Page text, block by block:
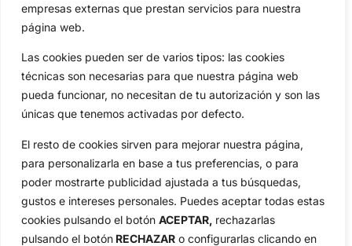
empresas externas que prestan servicios para nuestra
página web.
Las cookies pueden ser de varios tipos: las cookies
técnicas son necesarias para que nuestra página web
pueda funcionar, no necesitan de tu autorización y son las
únicas que tenemos activadas por defecto.
El resto de cookies sirven para mejorar nuestra página,
para personalizarla en base a tus preferencias, o para
poder mostrarte publicidad ajustada a tus búsquedas,
gustos e intereses personales. Puedes aceptar todas estas
cookies pulsando el botón ACEPTAR, rechazarlas
pulsando el botón RECHAZAR o configurarlas clicando en
Compañía
Aviso Legal
Política de Privacidad
Política de Cookies
Publicidad
Newsletters
Copyright © 2025 OpenGolf | Diseño por TecnoQuatre